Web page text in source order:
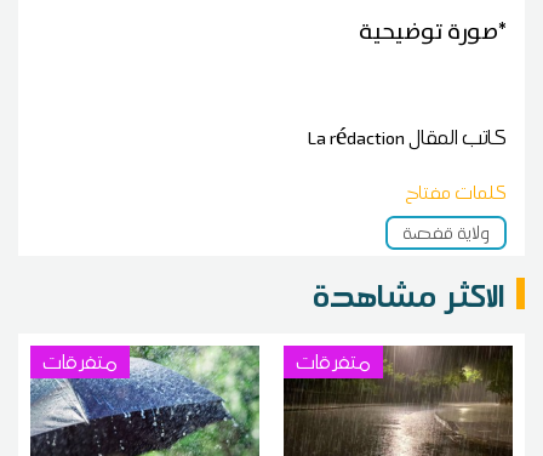
*صورة توضيحية
كاتب المقالLa rédaction
كلمات مفتاح
ولاية قفصة
الاكثر مشاهدة
متفرقات متفرقات